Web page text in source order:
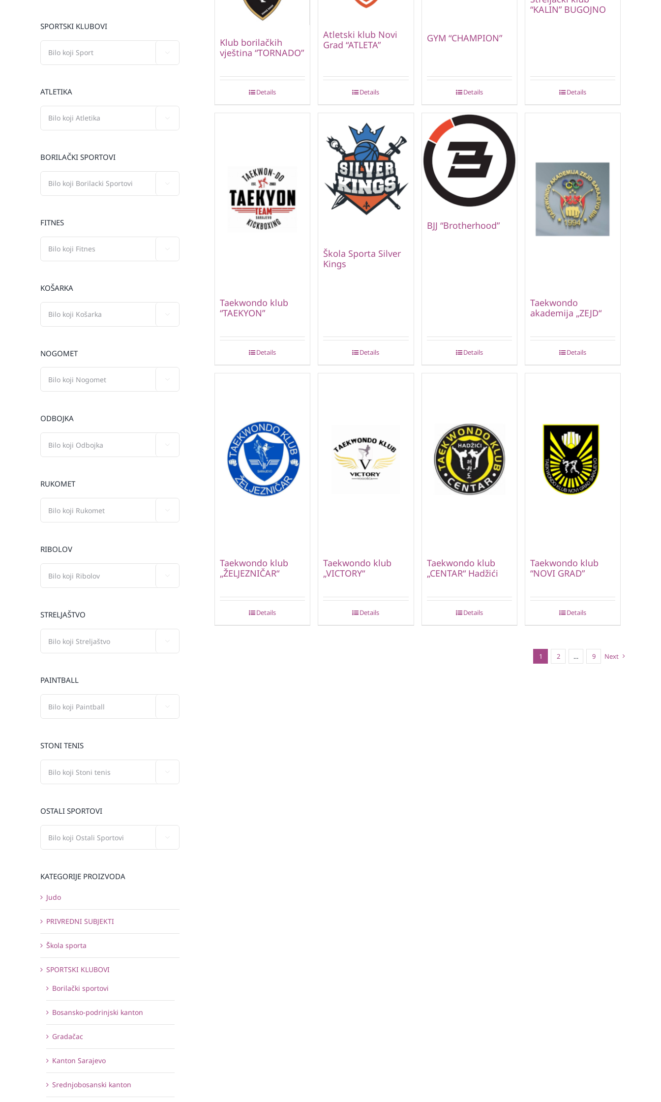
Klub borilačkih
vještina “TORNADO”
Details
Atletski klub Novi
Grad “ATLETA”
Details
GYM “CHAMPION”
Details
“KALIN” BUGOJNO
Details
Taekwondo klub
“TAEKYON”
Details
Škola Sporta Silver
Kings
Details
BJJ “Brotherhood”
Details
Taekwondo
akademija „ZEJD“
Details
Taekwondo klub
„ŽELJEZNIČAR“
Details
Taekwondo klub
„VICTORY“
Details
Taekwondo klub
„CENTAR“ Hadžići
Details
Taekwondo klub
“NOVI GRAD”
Details
1 2 … 9 Next
SPORTSKI KLUBOVI
ATLETIKA
BORILAČKI SPORTOVI
FITNES
KOŠARKA
NOGOMET
ODBOJKA
RUKOMET
RIBOLOV
STRELJAŠTVO
PAINTBALL
STONI TENIS
OSTALI SPORTOVI
KATEGORIJE PROIZVODA
Judo
PRIVREDNI SUBJEKTI
Škola sporta
SPORTSKI KLUBOVI
Borilački sportovi
Bosansko-podrinjski kanton
Gradačac
Kanton Sarajevo
Srednjobosanski kanton